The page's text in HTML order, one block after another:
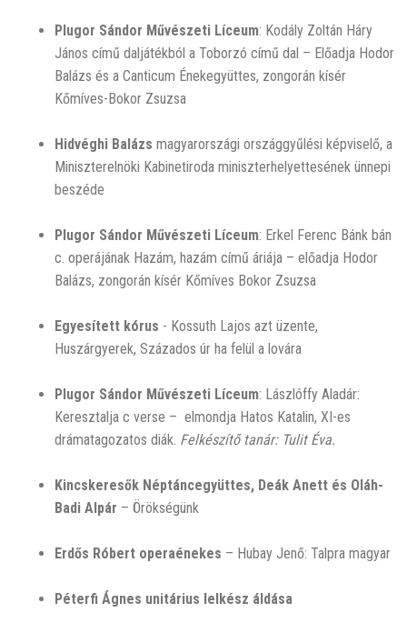
Plugor Sándor Művészeti Líceum: Kodály Zoltán Háry
János című daljátékból a Toborzó című dal – Előadja Hodor
Balázs és a Canticum Énekegyüttes, zongorán kísér
Kőmíves-Bokor Zsuzsa
Hidvéghi Balázs magyarországi országgyűlési képviselő, a
Miniszterelnöki Kabinetiroda miniszterhelyettesének ünnepi
beszéde
Plugor Sándor Művészeti Líceum: Erkel Ferenc Bánk bán
c. operájának Hazám, hazám című áriája – előadja Hodor
Balázs, zongorán kísér Kőmíves Bokor Zsuzsa
Egyesített kórus - Kossuth Lajos azt üzente,
Huszárgyerek, Százados úr ha felül a lovára
Plugor Sándor Művészeti Líceum: Lászlóffy Aladár:
Keresztalja c verse – elmondja Hatos Katalin, XI-es
drámatagozatos diák. Felkészítő tanár: Tulit Éva.
Kincskeresők Néptáncegyüttes, Deák Anett és Oláh-
Badi Alpár – Örökségünk
Erdős Róbert operaénekes – Hubay Jenő: Talpra magyar
Péterfi Ágnes unitárius lelkész áldása